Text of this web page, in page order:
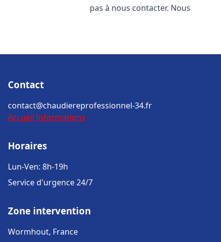
pas à nous contacter. Nous
Contact
contact@chaudiereprofessionnel-34.fr
Accueil Informations
Horaires
Lun-Ven: 8h-19h
Service d'urgence 24/7
Zone intervention
Wormhout, France